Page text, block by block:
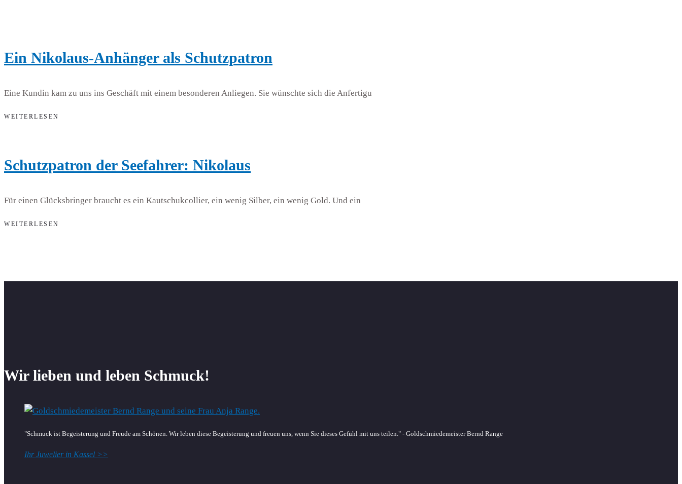
Ein Nikolaus-Anhänger als Schutzpatron
Eine Kundin kam zu uns ins Geschäft mit einem besonderen Anliegen. Sie wünschte sich die Anfertigu
WEITERLESEN
Schutzpatron der Seefahrer: Nikolaus
Für einen Glücksbringer braucht es ein Kautschukcollier, ein wenig Silber, ein wenig Gold. Und ein
WEITERLESEN
Wir lieben und leben Schmuck!
"Schmuck ist Begeisterung und Freude am Schönen. Wir leben diese Begeisterung und freuen uns, wenn Sie dieses Gefühl mit uns teilen." - Goldschmiedemeister Bernd Range
Ihr Juwelier in Kassel >>